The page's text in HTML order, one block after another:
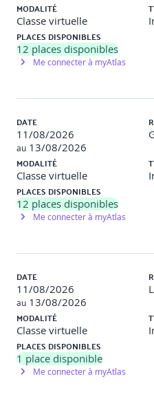
MODALITÉ
Classe virtuelle
PLACES DISPONIBLES
12 places disponibles
Me connecter à myAtlas
DATE
11/08/2026
au 13/08/2026
MODALITÉ
Classe virtuelle
PLACES DISPONIBLES
12 places disponibles
Me connecter à myAtlas
DATE
11/08/2026
au 13/08/2026
MODALITÉ
Classe virtuelle
PLACES DISPONIBLES
1 place disponible
Me connecter à myAtlas